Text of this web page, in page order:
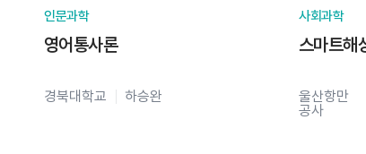
인문과학
영어통사론
경북대학교 하승완
사회과학
스마트해
울산항만
공사